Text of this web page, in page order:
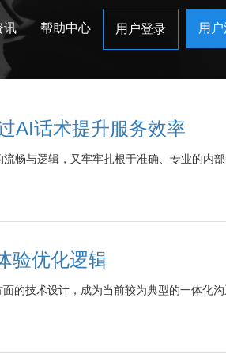
讯 帮助中心 用户登录 用
AI话术提升服务效率
畅与逻辑，又牢牢扎根于准确、专业的内
验优化逻辑
的技术设计，成为当前较为典型的一体化